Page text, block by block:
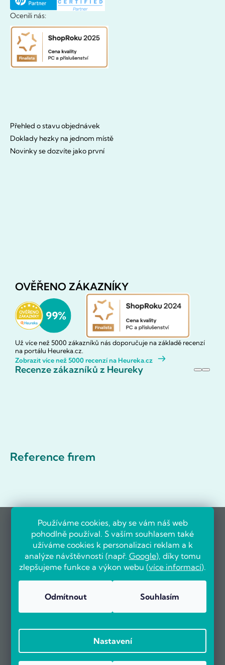
Používáme cookies, aby se vám náš web
pohodlně používal. S vaším souhlasem také
užíváme cookies k personalizaci reklam a k
analýze návštěvnosti (např. Google), díky tomu
zlepšujeme funkce a výkon webu (více informací).
Odmítnout Souhlasím
Nastavení
Ocenili nás:
Přehled o stavu objednávek
Doklady hezky na jednom místě
Novinky se dozvíte jako první
OVĚŘENO ZÁKAZNÍKY
Už více než 5000 zákazníků nás doporučuje na základě recenzí
na portálu Heureka.cz.
Zobrazit více než 5000 recenzí na Heureka.cz
Recenze zákazníků z Heureky
Reference firem